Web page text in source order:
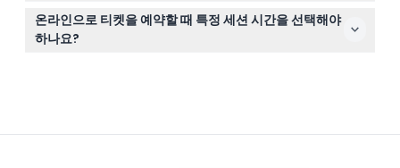
티켓에는 왕복 스피드 보트 이동, 모든 관광지 입장, 해산물
과 세계 각국 요리가 포함된 뷔페 디너, 물과 무알코올 음료,
오징어 낚시 같은 상호 작용 활동이 포함되어 있습니다.
온라인으로 티켓을 예약할 때 특정 세션 시간을 선택해야
하나요?
다.